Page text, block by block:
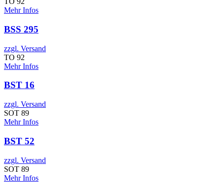
Mehr Infos
BSS 295
zzgl. Versand
TO 92
Mehr Infos
BST 16
zzgl. Versand
SOT 89
Mehr Infos
BST 52
zzgl. Versand
SOT 89
Mehr Infos